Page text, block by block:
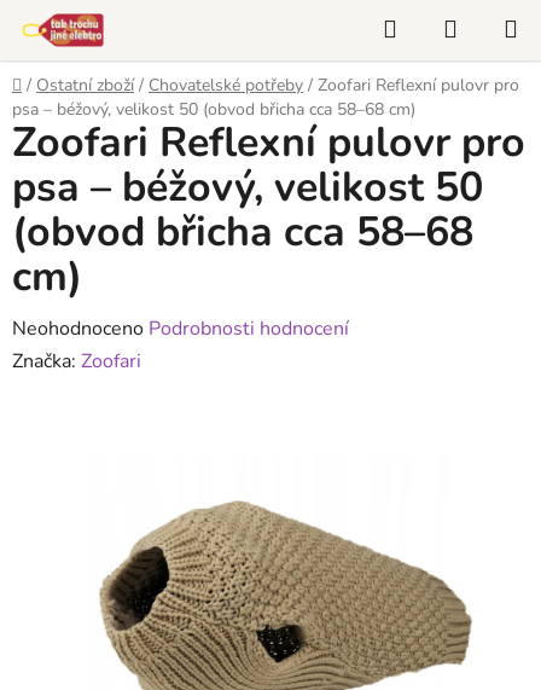
obsah
Hledat
KOŠÍK
Domů
/ Ostatní zboží / Chovatelské potřeby / Zoofari Reflexní pulovr pro
psa – béžový, velikost 50 (obvod břicha cca 58–68 cm)
Zoofari Reflexní pulovr pro
psa – béžový, velikost 50
(obvod břicha cca 58–68
cm)
Průměrné
hodnocení
Neohodnoceno Podrobnosti hodnocení
Značka: Zoofari